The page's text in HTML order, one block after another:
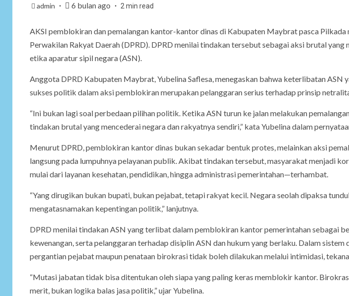
admin 6 bulan ago 2 min read
AKSI pemblokiran dan pemalangan kantor-kantor dinas di Kabupaten Maybrat pasca Pilkada
Perwakilan Rakyat Daerah (DPRD). DPRD menilai tindakan tersebut sebagai aksi brutal yang
etika aparatur sipil negara (ASN).
Anggota DPRD Kabupaten Maybrat, Yubelina Saflesa, menegaskan bahwa keterlibatan ASN
sukses politik dalam aksi pemblokiran merupakan pelanggaran serius terhadap prinsip
“Ini bukan lagi soal perbedaan pilihan politik. Ketika ASN turun ke jalan melakukan
tindakan brutal yang mencederai negara dan rakyatnya sendiri,” kata Yubelina dalam
Menurut DPRD, pemblokiran kantor dinas bukan sekadar bentuk protes, melainkan aksi
langsung pada lumpuhnya pelayanan publik. Akibat tindakan tersebut, masyarakat menjadi
mulai dari layanan kesehatan, pendidikan, hingga administrasi pemerintahan—terhambat.
“Yang dirugikan bukan bupati, bukan pejabat, tetapi rakyat kecil. Negara seolah dipaksa
mengatasnamakan kepentingan politik,” lanjutnya.
DPRD menilai tindakan ASN yang terlibat dalam pemblokiran kantor pemerintahan sebagai
kewenangan, serta pelanggaran terhadap disiplin ASN dan hukum yang berlaku. Dalam sistem
pergantian pejabat maupun penataan birokrasi tidak boleh dilakukan melalui intimidasi,
“Mutasi jabatan tidak bisa ditentukan oleh siapa yang paling keras memblokir kantor.
merit, bukan logika balas jasa politik,” ujar Yubelina.